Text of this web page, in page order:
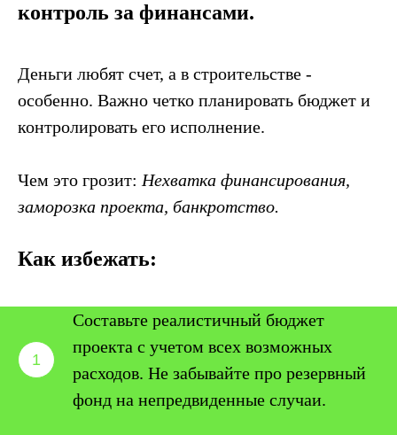
контроль за финансами.
Деньги любят счет, а в строительстве -
особенно. Важно четко планировать бюджет и
контролировать его исполнение.
Чем это грозит: Нехватка финансирования,
заморозка проекта, банкротство.
Как избежать:
Составьте реалистичный бюджет
проекта с учетом всех возможных
расходов. Не забывайте про резервный
фонд на непредвиденные случаи.